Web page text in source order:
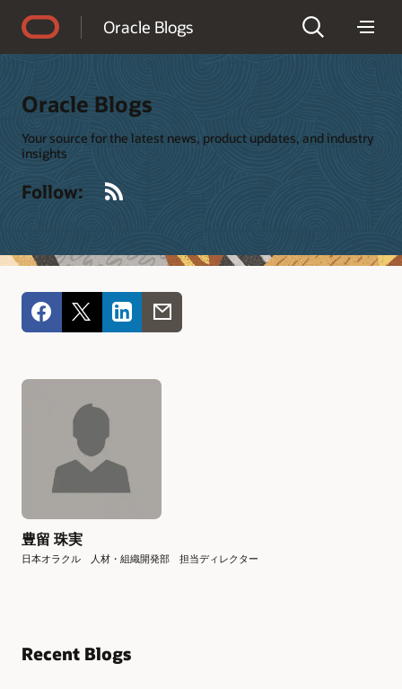
Oracle Blogs
Oracle Blogs
Your source for the latest news, product updates, and industry
insights
Follow:
豊留 珠実
日本オラクル 人材・組織開発部 担当ディレクター
Recent Blogs